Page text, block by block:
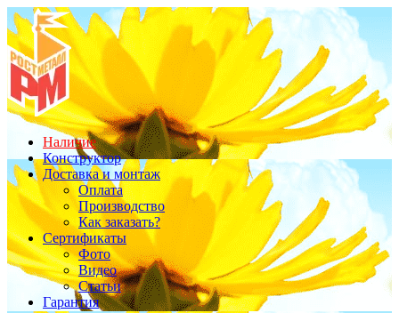
Наличие
Конструктор
Доставка и монтаж
Оплата
Производство
Как заказать?
Сертификаты
Фото
Видео
Статьи
Гарантия